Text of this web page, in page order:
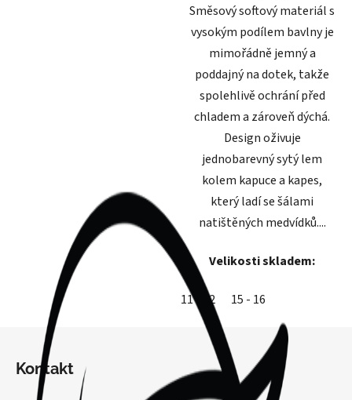
Směsový softový materiál s
vysokým podílem bavlny je
mimořádně jemný a
poddajný na dotek, takže
spolehlivě ochrání před
chladem a zároveň dýchá.
Design oživuje
jednobarevný sytý lem
kolem kapuce a kapes,
který ladí se šálami
natištěných medvídků....
Velikosti skladem:
11 - 12 15 - 16
Kontakt